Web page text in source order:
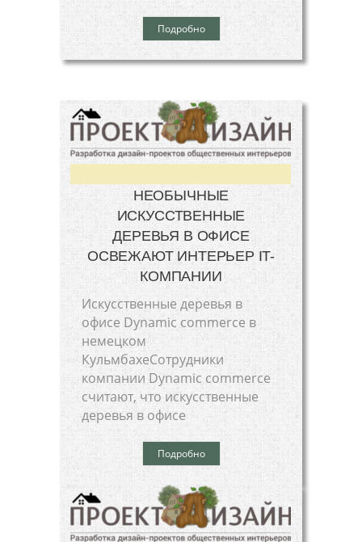
Подробно
НЕОБЫЧНЫЕ
ИСКУССТВЕННЫЕ
ДЕРЕВЬЯ В ОФИСЕ
ОСВЕЖАЮТ ИНТЕРЬЕР IT-
КОМПАНИИ
Искусственные деревья в
офисе Dynamic commerce в
немецком
КульмбахеСотрудники
компании Dynamic commerce
считают, что искусственные
деревья в офисе
Подробно